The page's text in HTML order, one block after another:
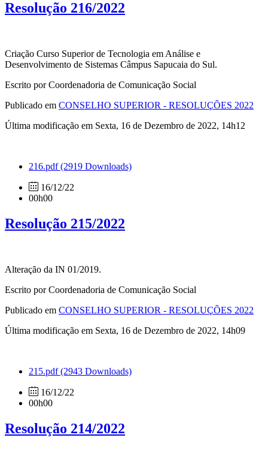
Resolução 216/2022
Criação Curso Superior de Tecnologia em Análise e
Desenvolvimento de Sistemas Câmpus Sapucaia do Sul.
Escrito por Coordenadoria de Comunicação Social
Publicado em CONSELHO SUPERIOR - RESOLUÇÕES 2022
Última modificação em Sexta, 16 de Dezembro de 2022, 14h12
216.pdf(2919 Downloads)
16/12/22
00h00
Resolução 215/2022
Alteração da IN 01/2019.
Escrito por Coordenadoria de Comunicação Social
Publicado em CONSELHO SUPERIOR - RESOLUÇÕES 2022
Última modificação em Sexta, 16 de Dezembro de 2022, 14h09
215.pdf(2943 Downloads)
16/12/22
00h00
Resolução 214/2022